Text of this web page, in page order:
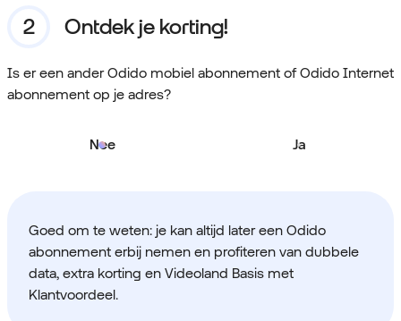
Ontdek je korting!
Is er een ander Odido mobiel abonnement of Odido Internet
abonnement op je adres?
Nee Ja
Goed om te weten: je kan altijd later een Odido
abonnement erbij nemen en profiteren van dubbele
data, extra korting en Videoland Basis met
Klantvoordeel.